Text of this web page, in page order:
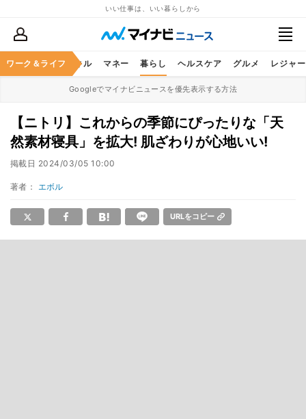
いい仕事は、いい暮らしから
ワーク＆ライフ
ア ビジネススキル マネー 暮らし ヘルスケア グルメ レジャー
Googleでマイナビニュースを優先表示する方法
【ニトリ】これからの季節にぴったりな「天
然素材寝具」を拡⼤! 肌ざわりが⼼地いい!
掲載日 2024/03/05 10:00
著者： エボル
URLをコピー